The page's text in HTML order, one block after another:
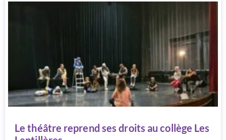
Le théâtre reprend ses droits au collège Les